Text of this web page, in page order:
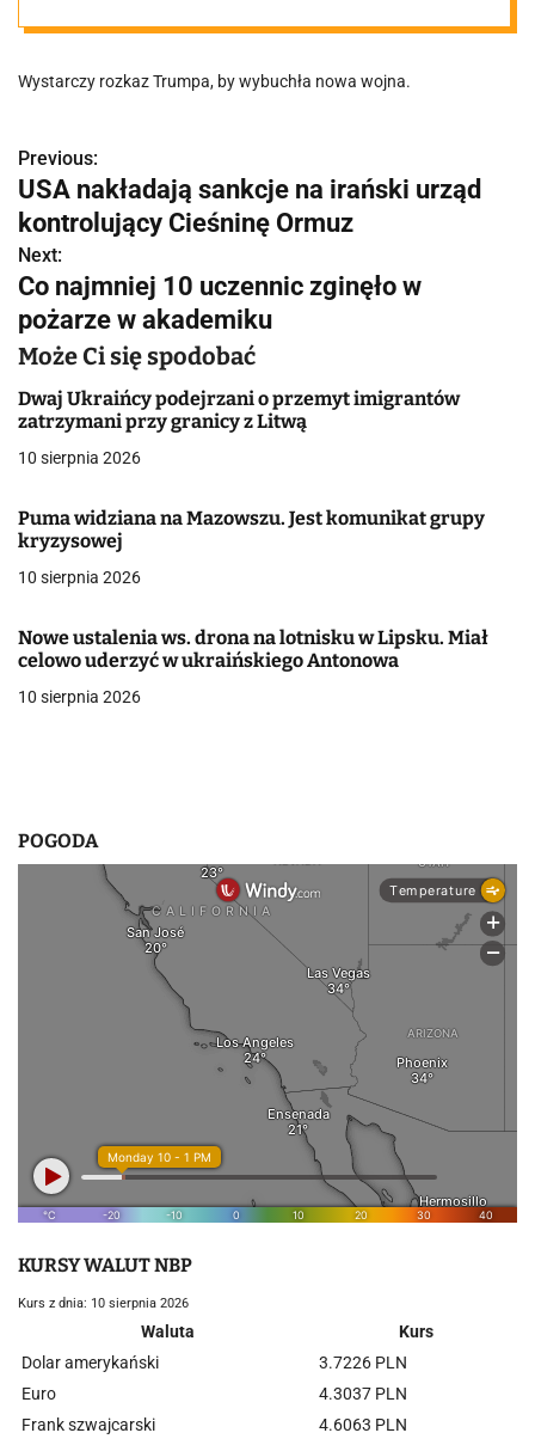
Wystarczy rozkaz Trumpa, by wybuchła nowa wojna.
N
a
w
i
g
a
c
a
w
i
s
Previous:
USA nakładają sankcje na irański urząd
kontrolujący Cieśninę Ormuz
Next:
Co najmniej 10 uczennic zginęło w
pożarze w akademiku
Może Ci się spodobać
Dwaj Ukraińcy podejrzani o przemyt imigrantów
zatrzymani przy granicy z Litwą
10 sierpnia 2026
Puma widziana na Mazowszu. Jest komunikat grupy
kryzysowej
10 sierpnia 2026
Nowe ustalenia ws. drona na lotnisku w Lipsku. Miał
celowo uderzyć w ukraińskiego Antonowa
10 sierpnia 2026
POGODA
KURSY WALUT NBP
Kurs z dnia: 10 sierpnia 2026
Waluta
Kurs
Dolar amerykański
3.7226 PLN
Euro
4.3037 PLN
Frank szwajcarski
4.6063 PLN